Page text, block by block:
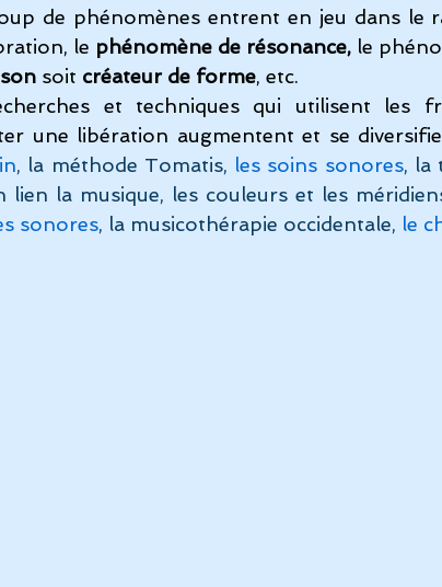
de phénomènes entrent en jeu dans
le phénomène de résonance, le
son soit créateur de forme, etc.
et techniques qui utilisent les
une libération augmentent et se
, la méthode Tomatis, les soins sonores, la
lien la musique, les couleurs et les
sonores, la musicothérapie occidentale, le